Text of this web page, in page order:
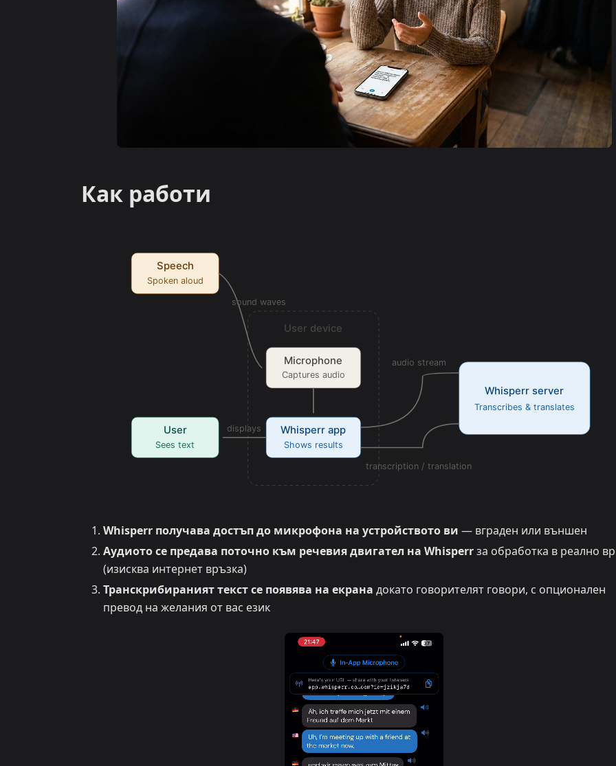
Как работи
Whisperr получава достъп до микрофона на устройството ви — вграден или външен
Аудиото се предава поточно към речевия двигател на Whisperrза обработка в реално
(изисква интернет връзка)
Транскрибираният текст се появява на екрана докато говорителят говори, с опционален
превод на желания от вас език